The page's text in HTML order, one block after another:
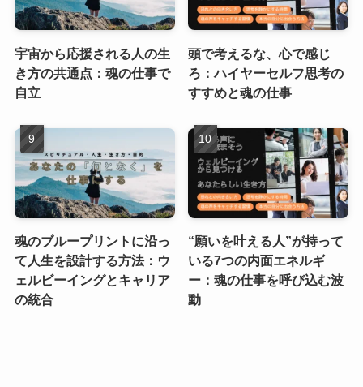
宇宙から応援される人の生
き方の共通点：魂の仕事で
自立
頭で考えるな、心で感じ
ろ：ハイヤーセルフ思考の
すすめと魂の仕事
魂のブループリントに沿っ
て人生を設計する方法：ウ
ェルビーイングとキャリア
の統合
“願いを叶える人”が持って
いる7つの内面エネルギ
ー：魂の仕事を呼び込む波
動